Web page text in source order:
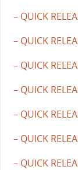
– QUICK
– QUICK
– QUICK
– QUICK
– QUICK
– QUICK
– QUICK